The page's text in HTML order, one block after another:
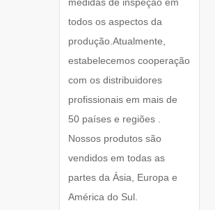
medidas de inspeção em
todos os aspectos da
produção.Atualmente,
estabelecemos cooperação
com os distribuidores
profissionais em mais de
50 países e regiões .
Nossos produtos são
vendidos em todas as
partes da Ásia, Europa e
América do Sul.